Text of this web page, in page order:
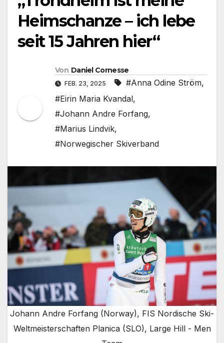
Heimschanze – ich lebe
seit 15 Jahren hier“
Von Daniel Cornesse
FEB. 23, 2025 #Anna Odine Ström,
#Eirin Maria Kvandal,
#Johann Andre Forfang,
#Marius Lindvik,
#Norwegischer Skiverband
Johann Andre Forfang (Norway), FIS Nordische Ski-
Weltmeisterschaften Planica (SLO), Large Hill - Men